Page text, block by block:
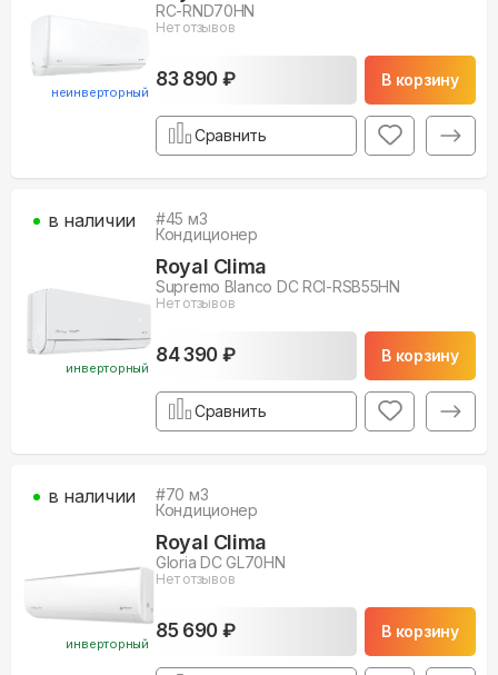
неинверторный
RC-RND70HN
Нет отзывов
83 890 ₽ В корзину
Сравнить
инверторный
#45 м3
Кондиционер
Royal Clima
Supremo Blanco DC RCI-RSB55HN
Нет отзывов
84 390 ₽ В корзину
в наличии
Сравнить
инверторный
#70 м3
Кондиционер
Royal Clima
Gloria DC GL70HN
Нет отзывов
85 690 ₽ В корзину
в наличии